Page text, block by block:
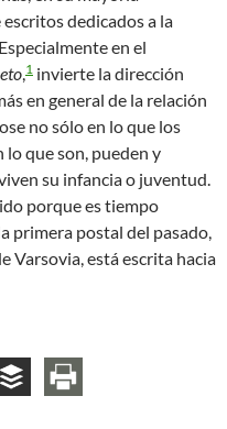
dedicados a la
en el
,1 invierte la dirección
en general de la relación
no sólo en lo que los
lo que son, pueden y
su infancia o juventud.
porque es tiempo
primera postal del pasado,
Varsovia, está escrita hacia
Postales infantiles del